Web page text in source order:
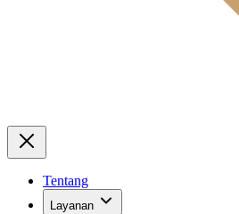
Tentang
Layanan